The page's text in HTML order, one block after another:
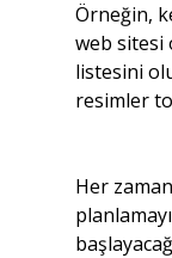
Örneğin,
web sitesi
listesini
resimler
Her